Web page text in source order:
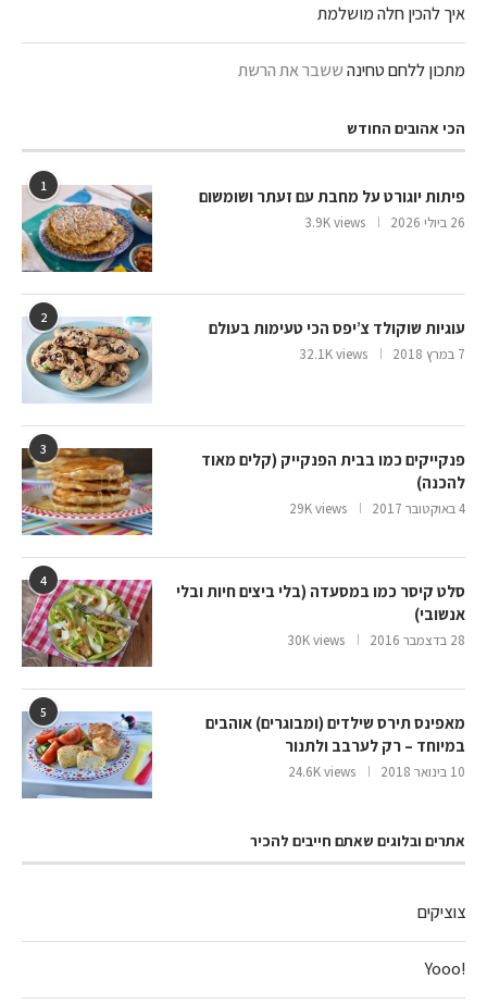
איך להכין חלה מושלמת
מתכון ללחם טחינהששבר את הרשת
הכי אהובים החודש
1
פיתות יוגורט על מחבת עם זעתר ושומשום
26 ביולי 2026 3.9K views
2
עוגיות שוקולד צ’יפס הכי טעימות בעולם
7 במרץ 2018 32.1K views
3
פנקייקים כמו בבית הפנקייק (קלים מאוד
להכנה)
4 באוקטובר 2017 29K views
4
סלט קיסר כמו במסעדה (בלי ביצים חיות ובלי
אנשובי)
28 בדצמבר 2016 30K views
5
מאפינס תירס שילדים (ומבוגרים) אוהבים
במיוחד – רק לערבב ולתנור
10 בינואר 2018 24.6K views
אתרים ובלוגים שאתם חייבים להכיר
צוציקים
!Yooo